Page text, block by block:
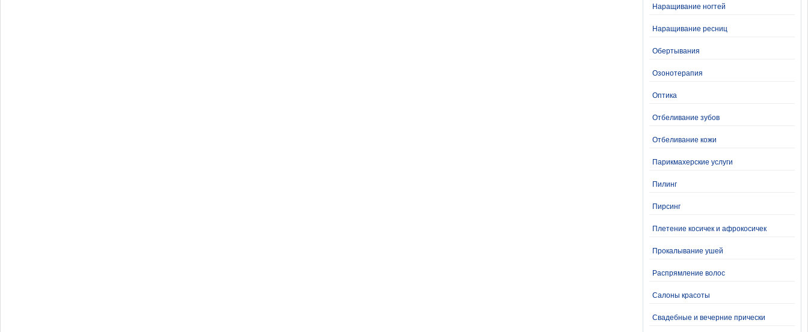
Наращивание ногтей
Наращивание ресниц
Обертывания
Озонотерапия
Оптика
Отбеливание зубов
Отбеливание кожи
Парикмахерские услуги
Пилинг
Пирсинг
Плетение косичек и афрокосичек
Прокалывание ушей
Распрямление волос
Салоны красоты
Свадебные и вечерние прически